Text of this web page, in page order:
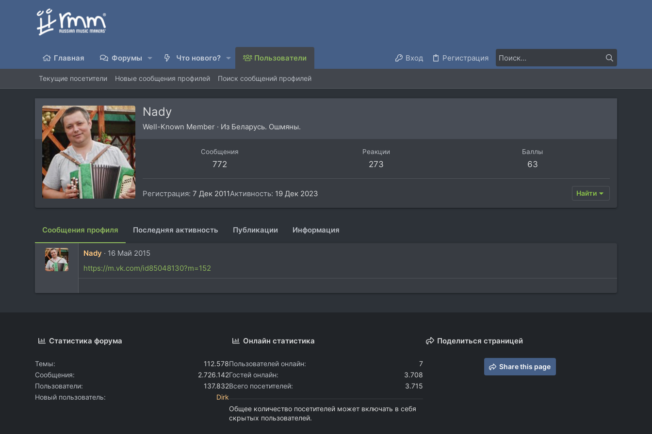
Главная Форумы Что нового? Пользователи Вход Регистрация
Текущие посетители Новые сообщения профилей Поиск сообщений профилей
Nady
Well-Known Member · Из Беларусь. Ошмяны.
Сообщения
772
Реакции
273
Баллы
63
Регистрация 7 Дек 2011Активность 19 Дек 2023 Найти
Сообщения профиля Последняя активность Публикации Информация
Nady
16 Май 2015
https://m.vk.com/id85048130?m=152
Статистика форума
Темы
112.578
Сообщения
2.726.142
Пользователи
137.832
Новый пользователь
Dirk
Онлайн статистика
Пользователей онлайн
7
Гостей онлайн
3.708
Всего посетителей
3.715
Общее количество посетителей может включать в себя
скрытых пользователей.
Поделиться страницей
Share this page